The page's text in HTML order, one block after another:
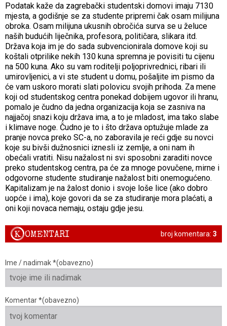
Podatak kaže da zagrebački studentski domovi imaju 7130
mjesta, a godišnje se za studente pripremi čak osam milijuna
obroka. Osam milijuna ukusnih obročića surva se u želuce
naših budućih liječnika, profesora, političara, slikara itd.
Država koja im je do sada subvencionirala domove koji su
koštali otprilike nekih 130 kuna spremna je povisiti tu cijenu
na 500 kuna. Ako su vam roditelji poljoprivrednici, ribari ili
umirovljenici, a vi ste student u domu, pošaljite im pismo da
će vam uskoro morati slati polovicu svojih prihoda. Za mene
koji od studentskog centra ponekad dobijem ugovor ili hranu,
pomalo je čudno da jedna organizacija koja se zasniva na
najjačoj snazi koju država ima, a to je mladost, ima tako slabe
i klimave noge. Čudno je to i što država optužuje mlade za
pranje novca preko SC-a, no zaboravila je reći gdje su novci
koje su bivši dužnosnici iznesli iz zemlje, a oni nam ih
obećali vratiti. Nisu nažalost ni svi sposobni zaraditi novce
preko studentskog centra, pa će za mnoge povučene, mirne i
odgovorne studente studiranje nažalost biti onemogućeno.
Kapitalizam je na žalost donio i svoje loše lice (ako dobro
uopće i ima), koje govori da se za studiranje mora plaćati, a
oni koji novaca nemaju, ostaju gdje jesu.
broj komentara: 3
KOMENTARI
Ime / nadimak *(obavezno)
Komentar *(obavezno)